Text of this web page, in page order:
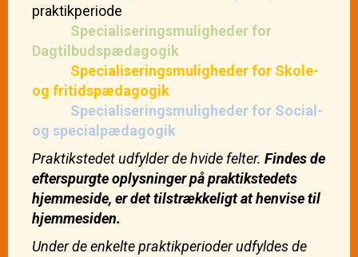
praktikperiode
Specialiseringsmuligheder for
Dagtilbudspædagogik
Specialiseringsmuligheder for Skole-
og fritidspædagogik
Specialiseringsmuligheder for Social-
og specialpædagogik
Praktikstedet udfylder de hvide felter. Findes de
efterspurgte oplysninger på praktikstedets
hjemmeside, er det tilstrækkeligt at henvise til
hjemmesiden.
Under de enkelte praktikperioder udfyldes de